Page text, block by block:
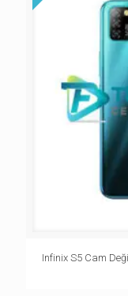
Infinix S5 Cam